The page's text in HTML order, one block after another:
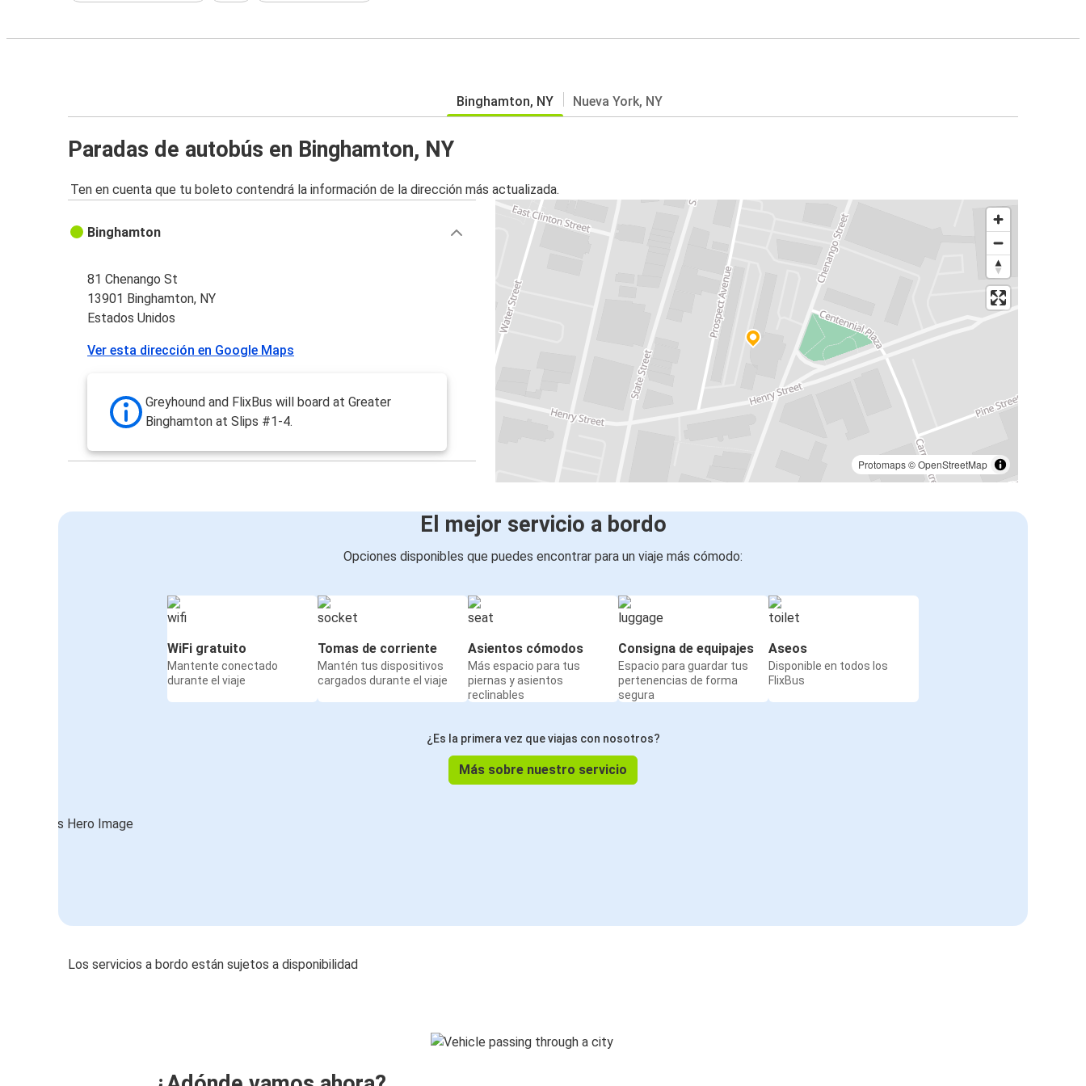
Binghamton, NY Nueva York, NY
Paradas de autobús en Binghamton, NY
Ten en cuenta que tu boleto contendrá la información de la dirección más actualizada.
Protomaps©OpenStreetMap
Binghamton
81 Chenango St
13901 Binghamton, NY
Estados Unidos
Ver esta dirección en Google Maps
Greyhound and FlixBus will board at Greater
Binghamton at Slips #1-4.
El mejor servicio a bordo
Opciones disponibles que puedes encontrar para un viaje más cómodo:
WiFi gratuito
Mantente conectado
durante el viaje
Tomas de corriente
Mantén tus dispositivos
cargados durante el viaje
Asientos cómodos
Más espacio para tus
piernas y asientos
reclinables
Consigna de equipajes
Espacio para guardar tus
pertenencias de forma
segura
Aseos
Disponible en todos los
FlixBus
¿Es la primera vez que viajas con nosotros?
Más sobre nuestro servicio
Los servicios a bordo están sujetos a disponibilidad